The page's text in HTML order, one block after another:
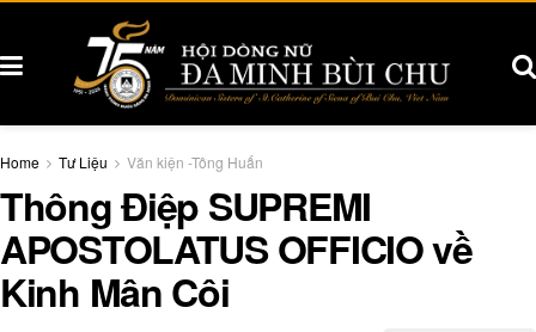
Home Tư Liệu Văn kiện -Tông Huấn
Thông Điệp SUPREMI
APOSTOLATUS OFFICIO về
Kinh Mân Côi